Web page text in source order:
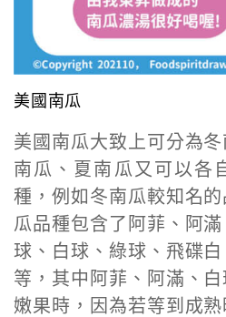
美國南瓜
美國南瓜大致上可分為
南瓜、夏南瓜又可以各
種，例如冬南瓜較知名
瓜品種包含了阿菲、阿
球、白球、綠球、飛碟
等，其中阿菲、阿滿、
嫩果時，因為若等到成